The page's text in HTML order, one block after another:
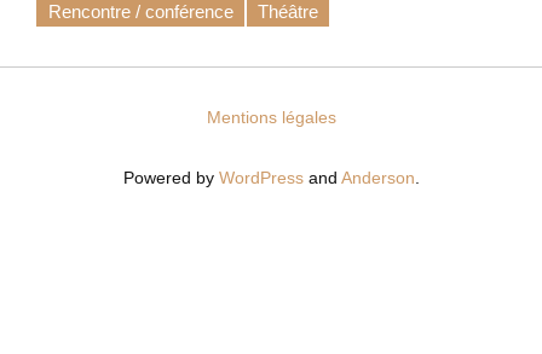
Rencontre / conférence
Théâtre
Mentions légales
Powered by WordPressand Anderson